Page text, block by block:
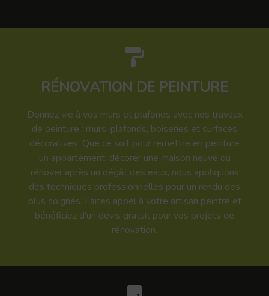
RÉNOVATION DE PEINTURE
Donnez vie à vos murs et plafonds avec nos travaux
de peinture : murs, plafonds, boiseries et surfaces
décoratives. Que ce soit pour remettre en peinture
un appartement, décorer une maison neuve ou
rénover après un dégât des eaux, nous appliquons
des techniques professionnelles pour un rendu des
plus soignés. Faites appel à votre artisan peintre et
bénéficiez d’un devis gratuit pour vos projets de
rénovation.